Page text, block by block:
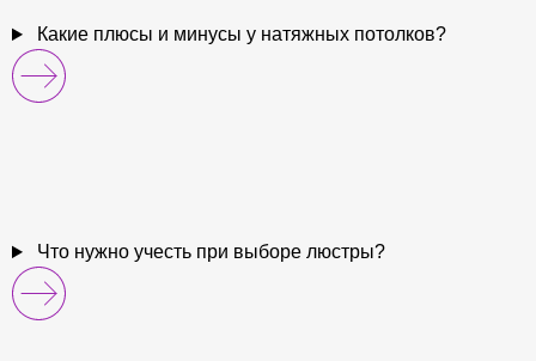
Какие плюсы и минусы у натяжных потолков?
Что нужно учесть при выборе люстры?